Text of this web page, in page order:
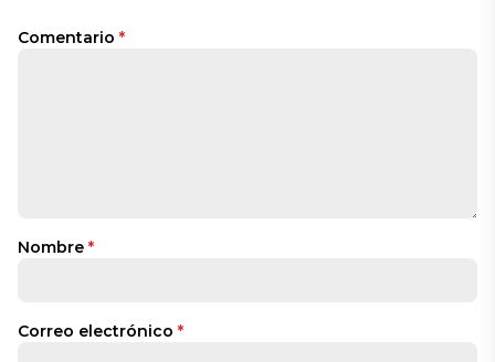
Comentario *
Nombre *
Correo electrónico *